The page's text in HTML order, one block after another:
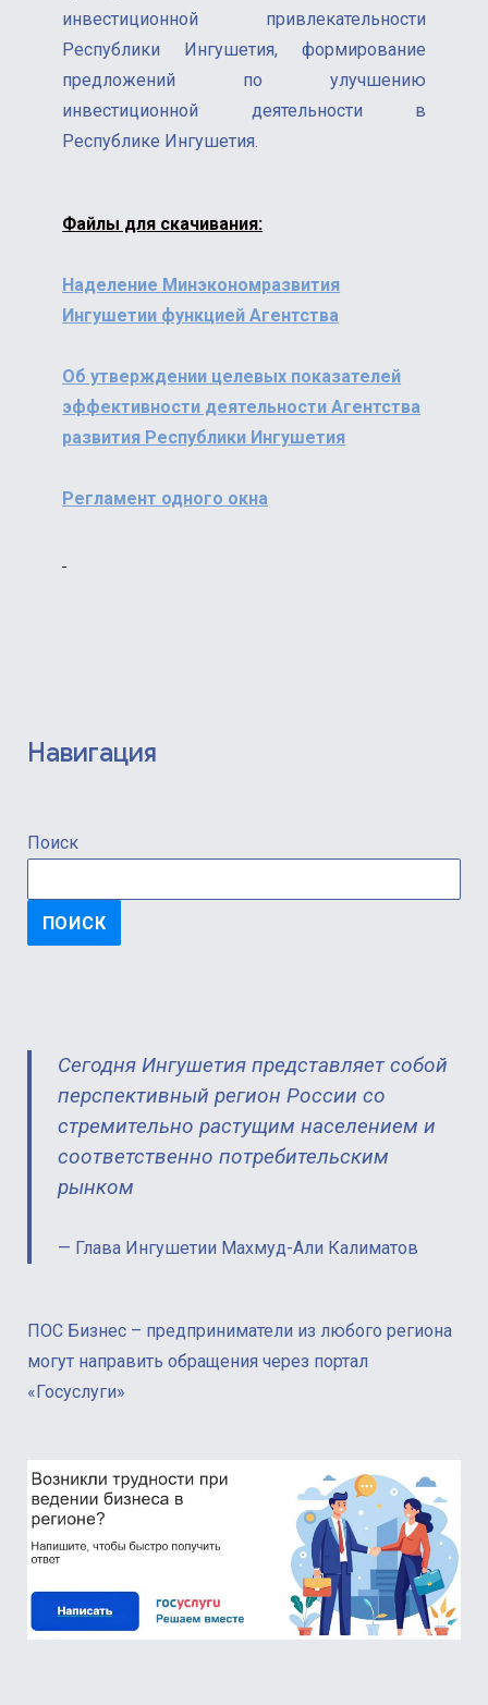
инвестиционной привлекательности
Республики Ингушетия, формирование
предложений по улучшению
инвестиционной деятельности в
Республике Ингушетия.
Файлы для скачивания:
Наделение Минэкономразвития
Ингушетии функцией Агентства
Об утверждении целевых показателей
эффективности деятельности Агентства
развития Республики Ингушетия
Регламент одного окна
Навигация
Поиск
ПОИСК
Сегодня Ингушетия представляет собой
перспективный регион России со
стремительно растущим населением и
соответственно потребительским
рынком
Глава Ингушетии Махмуд-Али Калиматов
ПОС Бизнес – предприниматели из любого региона
могут направить обращения через портал
«Госуслуги»